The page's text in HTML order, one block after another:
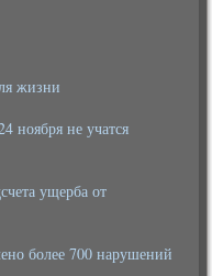
жизни
ноября не учатся
ущерба от
более 700 нарушений